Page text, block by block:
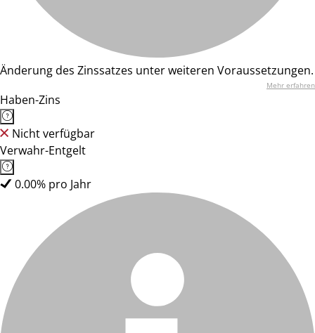
Änderung des Zinssatzes unter weiteren Voraussetzungen.
Mehr erfahren
Haben-Zins
Nicht verfügbar
Verwahr-Entgelt
0.00% pro Jahr